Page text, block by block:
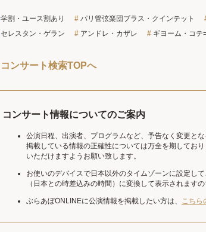
学割・ユース割あり パリ管弦楽団ブラス・クインテット
セレスタン・ゲラン
アンドレ・カザレ ギヨーム・コテ
コンサート検索TOPへ
コンサート情報についてのご案内
公演日程、出演者、プログラムなど、予告なく変更とな
掲載している情報の正確性については万全を期してお
いただけますようお願い致します。
お使いのデバイスで日本以外のタイムゾーンに設定し
（日本との時差込みの時間）に変換して表示されますの
ぶらあぼONLINEに公演情報を掲載したい方は、 こちら